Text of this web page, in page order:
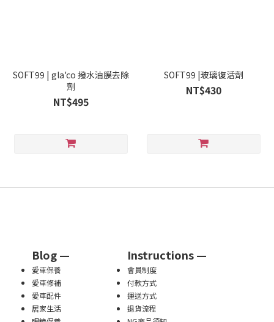
SOFT99 | gla'co 撥水油膜去除
劑
NT$495
SOFT99 |玻璃復活劑
NT$430
Blog — Instructions —
愛車保養
會員制度
愛車修補
付款方式
愛車配件
運送方式
居家生活
退貨流程